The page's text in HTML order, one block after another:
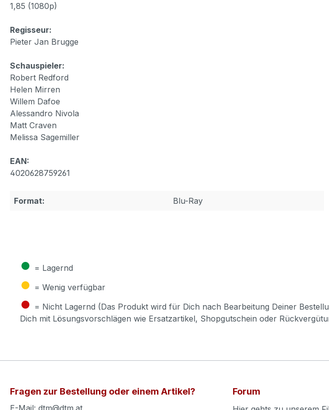
1,85 (1080p)
Regisseur:
Pieter Jan Brugge
Schauspieler:
Robert Redford
Helen Mirren
Willem Dafoe
Alessandro Nivola
Matt Craven
Melissa Sagemiller
EAN:
4020628759261
Format: Blu-Ray
● = Lagernd
● = Wenig verfügbar
● = Nicht Lagernd (Das Produkt wird für Dich nach Bearbeitung Deiner
Dich mit Lösungsvorschlägen wie Ersatzartikel, Shopgutschein oder
Fragen zur Bestellung oder einem Artikel?
E-Mail: dtm@dtm.at
Forum